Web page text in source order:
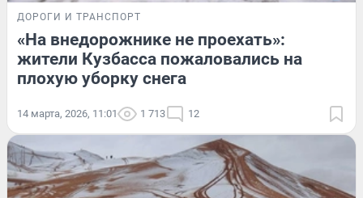
ДОРОГИ И ТРАНСПОРТ
«На внедорожнике не проехать»:
жители Кузбасса пожаловались на
плохую уборку снега
14 марта, 2026, 11:01 1 713 12